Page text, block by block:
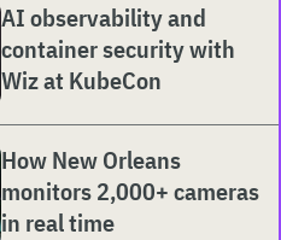
AI observability and
container security with
Wiz at KubeCon
How New Orleans
monitors 2,000+ cameras
in real time